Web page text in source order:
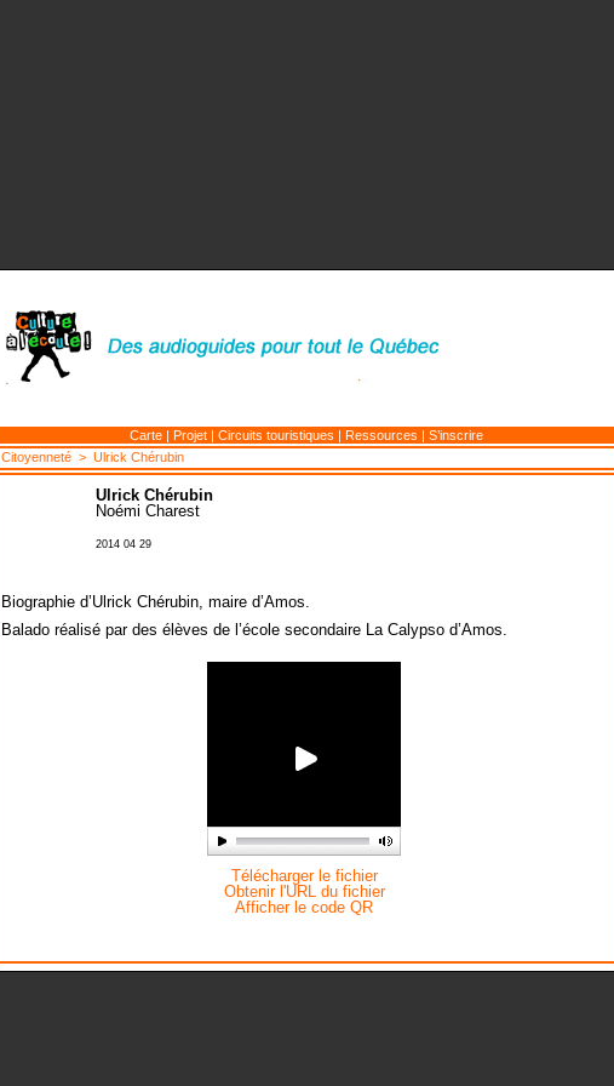
Carte | Projet | Circuits touristiques | Ressources | S’inscrire
Citoyenneté > Ulrick Chérubin
Ulrick Chérubin
Noémi Charest
2014 04 29
Biographie d’Ulrick Chérubin, maire d’Amos.
Balado réalisé par des élèves de l’école secondaire La Calypso d’Amos.
Télécharger le fichier
Obtenir l'URL du fichier
Afficher le code QR